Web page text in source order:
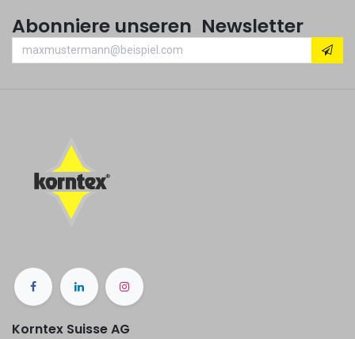
Abonniere unseren Newsletter
Korntex Suisse AG